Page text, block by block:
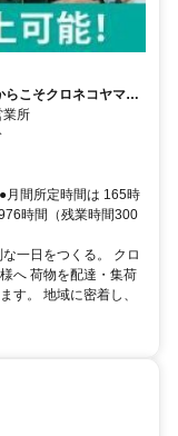
こそクロネコヤマト
業所
月間所定時間は 165時
時間（残業時間300
一日をつくる。 クロ
へ 荷物を配達・集荷
す。 地域に密着し、